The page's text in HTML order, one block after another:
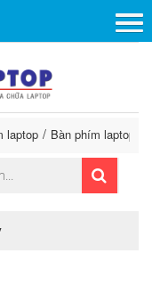
laptop Bàn phím laptop